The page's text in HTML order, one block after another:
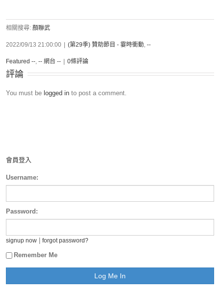
相關搜尋: 顏聯武
2022/09/13 21:00:00 (第29季) 贊助節目 - 霎時衝動, --
Featured --, -- 網台 -- 0條評論
評論
You must be logged in to post a comment.
會員登入
Username:
Password:
signup now forgot password?
Remember Me